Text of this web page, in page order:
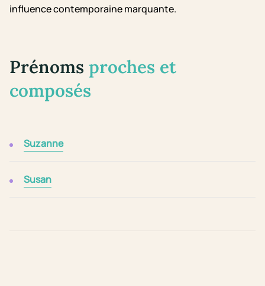
influence contemporaine marquante.
Prénoms proches et
composés
Suzanne
Susan